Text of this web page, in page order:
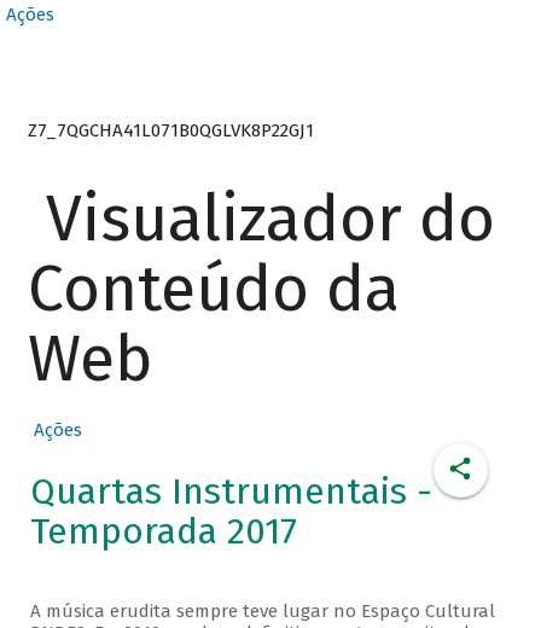
Ações
Z7_7QGCHA41L071B0QGLVK8P22GJ1
Visualizador do
Conteúdo da
Web
Ações
Quartas Instrumentais -
Temporada 2017
A música erudita sempre teve lugar no Espaço Cultural